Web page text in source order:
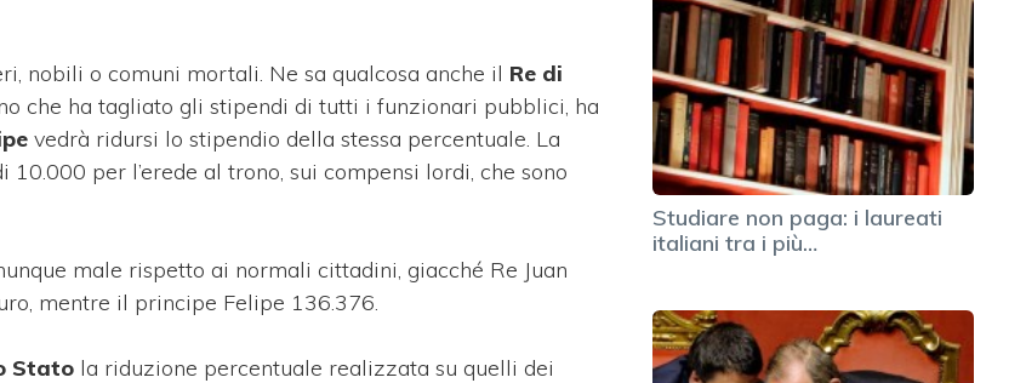
nobili o comuni mortali. Ne sa qualcosa anche il Re di
che ha tagliato gli stipendi di tutti i funzionari pubblici, ha
vedrà ridursi lo stipendio della stessa percentuale. La
per l’erede al trono, sui compensi lordi, che sono
male rispetto ai normali cittadini, giacché Re Juan
mentre il principe Felipe 136.376.
Stato la riduzione percentuale realizzata su quelli dei
Studiare non paga: i laureati
italiani tra i più…